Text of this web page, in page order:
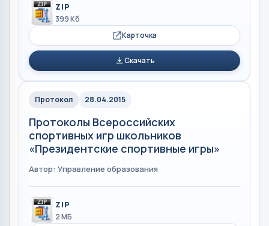
ZIP
399 Кб
Карточка
Скачать
Протокол 28.04.2015
Протоколы Всероссийских
спортивных игр школьников
«Президентские спортивные игры»
Автор: Управление образования
ZIP
2 МБ